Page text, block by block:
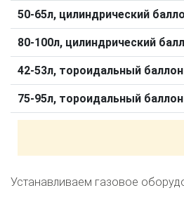
Техобслуживание ГБО
Полная диагностика ГБО
Чистка
Замена датчика давления
Регистрация ГБО в
50-65л, цилиндрический
80-100л, цилиндрический
42-53л, тороидальный баллон
75-95л, тороидальный баллон
Устанавливаем газовое